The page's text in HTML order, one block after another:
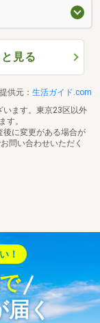
見る
供元： 生活ガイド.com
います。東京23区以外
す。
後に変更がある場合が
問い合わせいただく
！
届く